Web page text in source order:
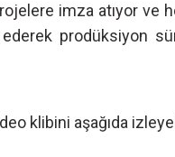
imza atıyor ve
prodüksiyon
klibini aşağıda